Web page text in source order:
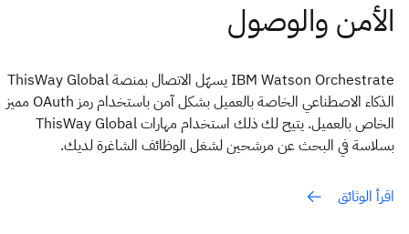
IBM Watson Orchestrate يسهّل الاتصال بمنصة ThisWay Global
الذكاء الاصطناعي الخاصة بالعميل بشكل آمن باستخدام رمز OAuth مميز
الخاص بالعميل. يتيح لك ذلك استخدام مهارات ThisWay Global
بسلاسة في البحث عن مرشحين لشغل الوظائف الشاغرة لديك.
اقرأ الوثائق